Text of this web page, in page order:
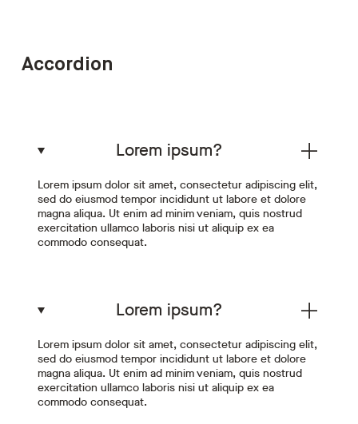
Accordion
Lorem ipsum?
Lorem ipsum dolor sit amet, consectetur adipiscing elit,
sed do eiusmod tempor incididunt ut labore et dolore
magna aliqua. Ut enim ad minim veniam, quis nostrud
exercitation ullamco laboris nisi ut aliquip ex ea
commodo consequat.
Lorem ipsum?
Lorem ipsum dolor sit amet, consectetur adipiscing elit,
sed do eiusmod tempor incididunt ut labore et dolore
magna aliqua. Ut enim ad minim veniam, quis nostrud
exercitation ullamco laboris nisi ut aliquip ex ea
commodo consequat.